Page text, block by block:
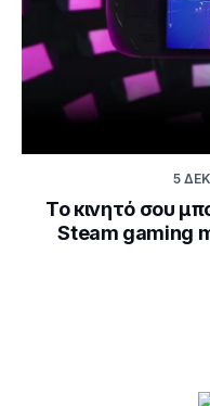
5
Το κινητό σου
Steam gaming